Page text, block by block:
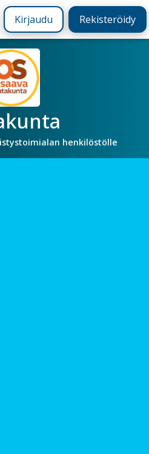
Kirjaudu Rekisteröidy
henkilöstölle